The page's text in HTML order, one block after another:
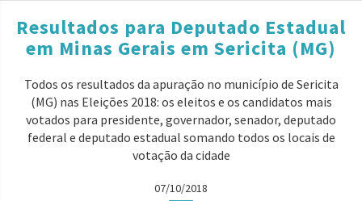
Resultados para Deputado Estadual
em Minas Gerais em Sericita (MG)
Todos os resultados da apuração no município de Sericita
(MG) nas Eleições 2018: os eleitos e os candidatos mais
votados para presidente, governador, senador, deputado
federal e deputado estadual somando todos os locais de
votação da cidade
07/10/2018